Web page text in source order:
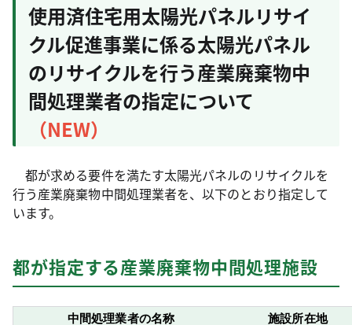
使用済住宅用太陽光パネルリサイ
クル促進事業に係る太陽光パネル
のリサイクルを行う産業廃棄物中
間処理業者の指定について
（NEW）
都が求める要件を満たす太陽光パネルのリサイクルを
行う産業廃棄物中間処理業者を、以下のとおり指定して
います。
都が指定する産業廃棄物中間処理施設
中間処理業者の名称 施設所在地